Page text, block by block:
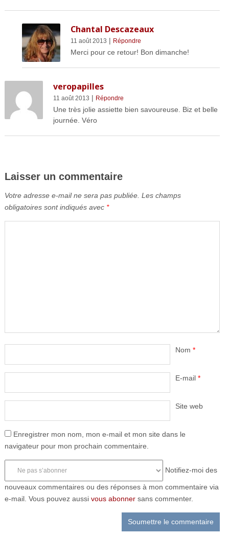
Chantal Descazeaux
11 août 2013 | Répondre
Merci pour ce retour! Bon dimanche!
veropapilles
11 août 2013 | Répondre
Une très jolie assiette bien savoureuse. Biz et belle
journée. Véro
Laisser un commentaire
Votre adresse e-mail ne sera pas publiée. Les champs
obligatoires sont indiqués avec *
Nom *
E-mail *
Site web
Enregistrer mon nom, mon e-mail et mon site dans le
navigateur pour mon prochain commentaire.
Notifiez-moi des
nouveaux commentaires ou des réponses à mon commentaire via
e-mail. Vous pouvez aussi vous abonnersans commenter.